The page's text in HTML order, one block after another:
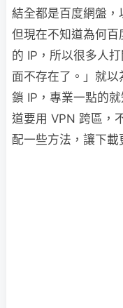
結全都是百度網盤，
但現在不知道為何
的 IP，所以很多人
面不存在了。」就
鎖 IP，專業一點的
道要用 VPN 跨區，
配一些方法，讓下載